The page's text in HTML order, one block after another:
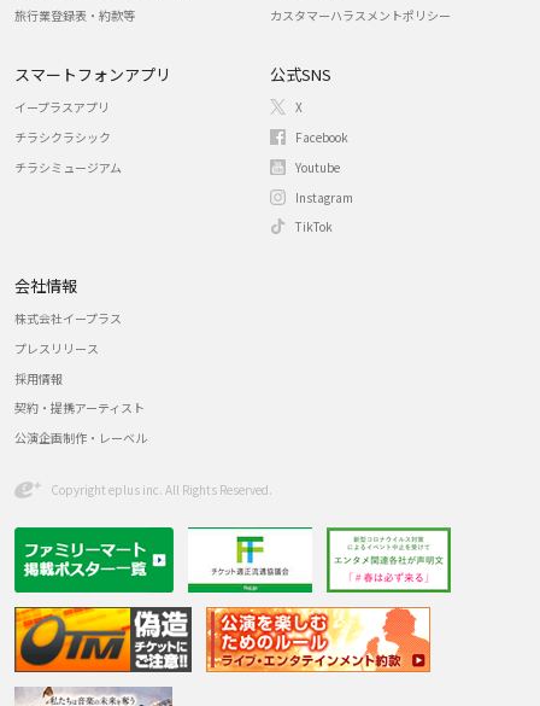
旅行業登録表・約款等
カスタマーハラスメントポリシー
スマートフォンアプリ
イープラスアプリ
チラシクラシック
チラシミュージアム
公式SNS
X
Facebook
Youtube
Instagram
TikTok
会社情報
株式会社イープラス
プレスリリース
採用情報
契約・提携アーティスト
公演企画制作・レーベル
Copyright eplus inc. All Rights Reserved.